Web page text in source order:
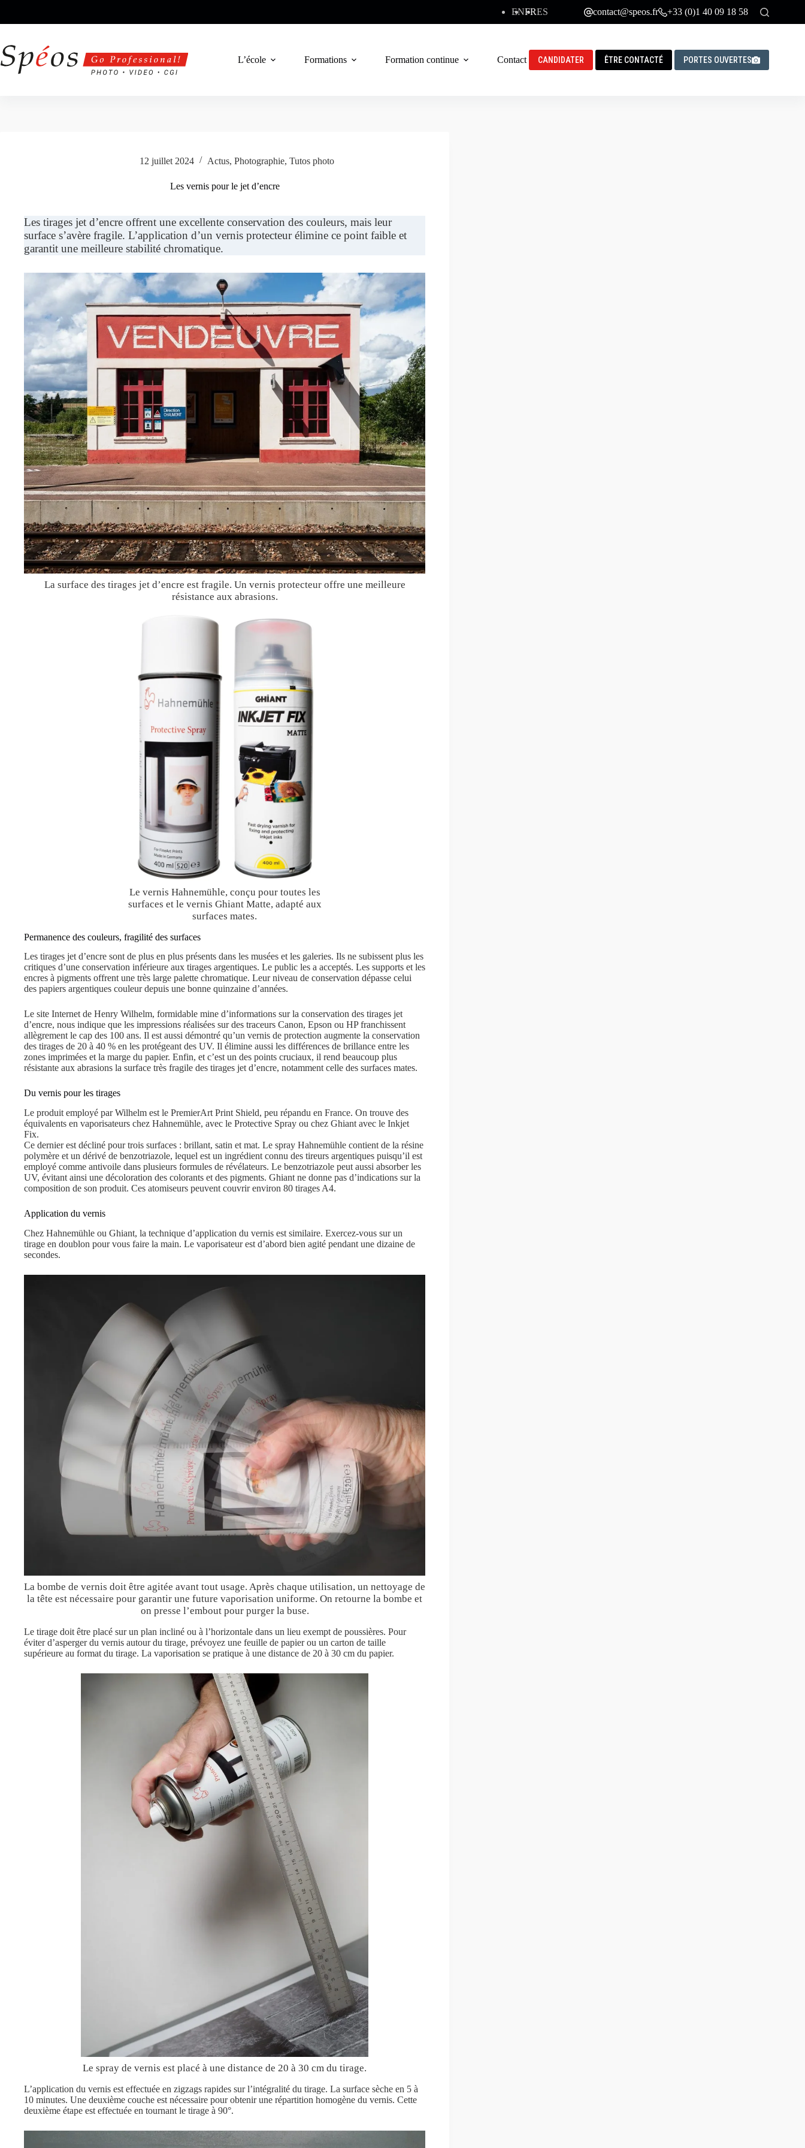
contenu
ENFRES contact@speos.fr +33 (0)1 40 09 18 58
L’école Formations Formation continue Contact CANDIDATER ÊTRE CONTACTÉ PORTES OUVERTES
12 juillet 2024 Actus, Photographie, Tutos photo
Les vernis pour le jet d’encre
Les tirages jet d’encre offrent une excellente conservation des couleurs, mais leur
surface s’avère fragile. L’application d’un vernis protecteur élimine ce point faible et
garantit une meilleure stabilité chromatique.
La surface des tirages jet d’encre est fragile. Un vernis protecteur offre une meilleure
résistance aux abrasions.
Le vernis Hahnemühle, conçu pour toutes les
surfaces et le vernis Ghiant Matte, adapté aux
surfaces mates.
Permanence des couleurs, fragilité des surfaces
Les tirages jet d’encre sont de plus en plus présents dans les musées et les galeries. Ils ne subissent plus les
critiques d’une conservation inférieure aux tirages argentiques. Le public les a acceptés. Les supports et les
encres à pigments offrent une très large palette chromatique. Leur niveau de conservation dépasse celui
des papiers argentiques couleur depuis une bonne quinzaine d’années.
Le site Internet de Henry Wilhelm, formidable mine d’informations sur la conservation des tirages jet
d’encre, nous indique que les impressions réalisées sur des traceurs Canon, Epson ou HP franchissent
allègrement le cap des 100 ans. Il est aussi démontré qu’un vernis de protection augmente la conservation
des tirages de 20 à 40 % en les protégeant des UV. Il élimine aussi les différences de brillance entre les
zones imprimées et la marge du papier. Enfin, et c’est un des points cruciaux, il rend beaucoup plus
résistante aux abrasions la surface très fragile des tirages jet d’encre, notamment celle des surfaces mates.
Du vernis pour les tirages
Le produit employé par Wilhelm est le PremierArt Print Shield, peu répandu en France. On trouve des
équivalents en vaporisateurs chez Hahnemühle, avec le Protective Spray ou chez Ghiant avec le Inkjet
Fix.
Ce dernier est décliné pour trois surfaces : brillant, satin et mat. Le spray Hahnemühle contient de la résine
polymère et un dérivé de benzotriazole, lequel est un ingrédient connu des tireurs argentiques puisqu’il est
employé comme antivoile dans plusieurs formules de révélateurs. Le benzotriazole peut aussi absorber les
UV, évitant ainsi une décoloration des colorants et des pigments. Ghiant ne donne pas d’indications sur la
composition de son produit. Ces atomiseurs peuvent couvrir environ 80 tirages A4.
Application du vernis
Chez Hahnemühle ou Ghiant, la technique d’application du vernis est similaire. Exercez-vous sur un
tirage en doublon pour vous faire la main. Le vaporisateur est d’abord bien agité pendant une dizaine de
secondes.
La bombe de vernis doit être agitée avant tout usage. Après chaque utilisation, un nettoyage de
la tête est nécessaire pour garantir une future vaporisation uniforme. On retourne la bombe et
on presse l’embout pour purger la buse.
Le tirage doit être placé sur un plan incliné ou à l’horizontale dans un lieu exempt de poussières. Pour
éviter d’asperger du vernis autour du tirage, prévoyez une feuille de papier ou un carton de taille
supérieure au format du tirage. La vaporisation se pratique à une distance de 20 à 30 cm du papier.
Le spray de vernis est placé à une distance de 20 à 30 cm du tirage.
L’application du vernis est effectuée en zigzags rapides sur l’intégralité du tirage. La surface sèche en 5 à
10 minutes. Une deuxième couche est nécessaire pour obtenir une répartition homogène du vernis. Cette
deuxième étape est effectuée en tournant le tirage à 90°.